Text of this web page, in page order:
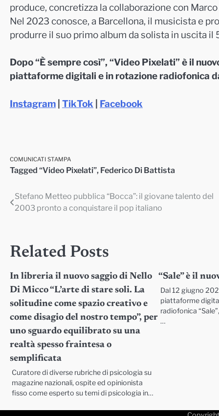
produce, concretizza la collaborazione con
Nel 2023 conosce, a Barcellona, il musicista e
produrre il suo primo album da solista in uscita il
Dopo “È sempre così”, “Video Pixelati” è il
piattaforme digitali e in rotazione radiofonica
Instagram TikTok Facebook
COMUNICATI STAMPA
Tagged “Video Pixelati”, Federico Di Battista
Navigazione
Stefano Metteo pubblica “Bocca”: il giovane talento del
2003 pronto a conquistare il pop italiano
Related Posts
In libreria il nuovo saggio di Nello
Di Micco “L’arte di stare soli. La
solitudine come spazio creativo e
come disagio del nostro tempo”, per
uno sguardo equilibrato su una
realtà spesso fraintesa o
semplificata
Curatore di diverse rubriche di psicologia su
magazine nazionali, ospite ed opinionista
fisso come esperto su temi di psicologia in…
“Sale” è il
Dal 12 giugno
piattaforme
radiofonica
…